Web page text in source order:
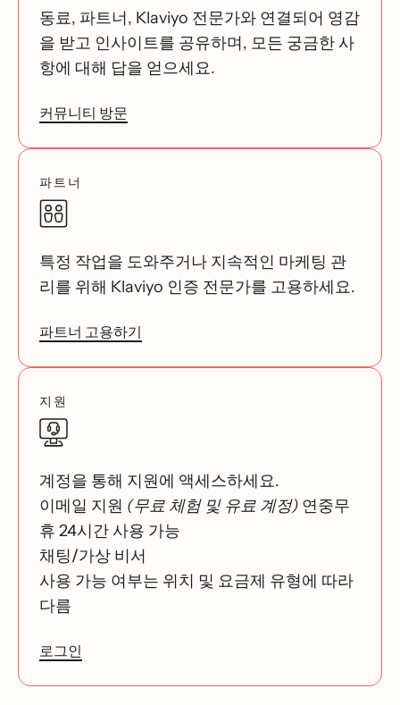
동료, 파트너, Klaviyo 전문가와 연결되어 영감
을 받고 인사이트를 공유하며, 모든 궁금한 사
항에 대해 답을 얻으세요.
커뮤니티 방문
파트너
특정 작업을 도와주거나 지속적인 마케팅 관
리를 위해 Klaviyo 인증 전문가를 고용하세요.
파트너 고용하기
지원
계정을 통해 지원에 액세스하세요.
이메일 지원 (무료 체험 및 유료 계정) 연중무
휴 24시간 사용 가능
채팅/가상 비서
사용 가능 여부는 위치 및 요금제 유형에 따라
다름
로그인